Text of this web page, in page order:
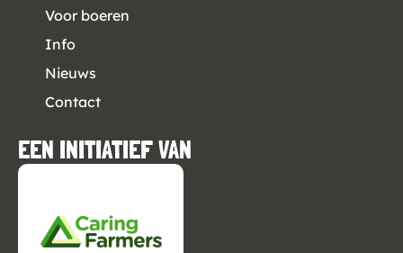
Voor boeren
Info
Nieuws
Contact
EEN INITIATIEF VAN